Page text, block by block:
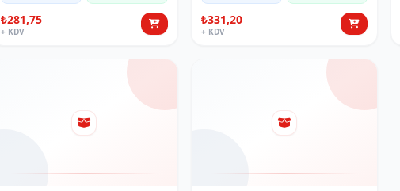
₺281,75
+ KDV
₺331,20
+ KDV